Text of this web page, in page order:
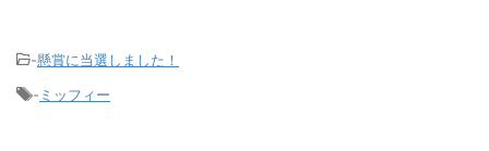
-懸賞に当選しました！
- ミッフィー